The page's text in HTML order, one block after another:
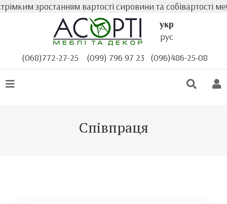
зростанням вартості сировини та собівартості
укр
рус
(068)772-27-25
(099) 796 97 23 (096)486-25-08
Співпраця